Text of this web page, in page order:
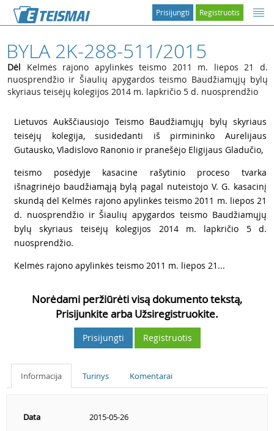
Registruotis
Prisijungti
BYLA 2K-288-511/2015
Dėl Kelmės rajono apylinkės teismo 2011 m. liepos 21 d.
nuosprendžio ir Šiaulių apygardos teismo Baudžiamųjų bylų
skyriaus teisėjų kolegijos 2014 m. lapkričio 5 d. nuosprendžio
Lietuvos Aukščiausiojo Teismo Baudžiamųjų bylų skyriaus
teisėjų kolegija, susidedanti iš pirmininko Aurelijaus
Gutausko, Vladislovo Ranonio ir pranešėjo Eligijaus Gladučio,
teismo posėdyje kasacine rašytinio proceso tvarka
išnagrinėjo baudžiamąją bylą pagal nuteistojo V. G. kasacinį
skundą dėl Kelmės rajono apylinkės teismo 2011 m. liepos 21
d. nuosprendžio ir Šiaulių apygardos teismo Baudžiamųjų
bylų skyriaus teisėjų kolegijos 2014 m. lapkričio 5 d.
nuosprendžio.
Kelmės rajono apylinkės teismo 2011 m. liepos 21...
Norėdami peržiūrėti visą dokumento tekstą,
Prisijunkite arba Užsiregistruokite.
Prisijungti Registruotis
Informacija Turinys Komentarai
Data
2015-05-26